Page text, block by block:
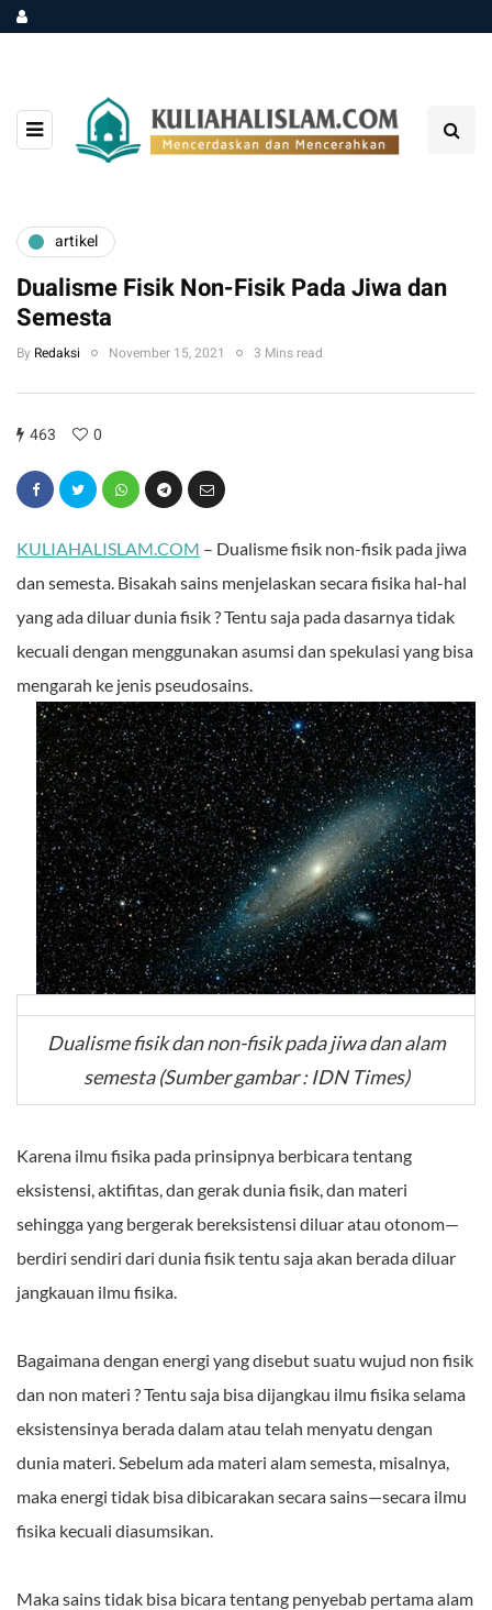
artikel
Dualisme Fisik Non-Fisik Pada Jiwa dan
Semesta
By Redaksi November 15, 2021 3 Mins read
463 0
KULIAHALISLAM.COM – Dualisme fisik non-fisik pada jiwa
dan semesta. Bisakah sains menjelaskan secara fisika hal-hal
yang ada diluar dunia fisik ? Tentu saja pada dasarnya tidak
kecuali dengan menggunakan asumsi dan spekulasi yang bisa
mengarah ke jenis pseudosains.
Dualisme fisik dan non-fisik pada jiwa dan alam
semesta (Sumber gambar : IDN Times)
Karena ilmu fisika pada prinsipnya berbicara tentang
eksistensi, aktifitas, dan gerak dunia fisik, dan materi
sehingga yang bergerak bereksistensi diluar atau otonom—
berdiri sendiri dari dunia fisik tentu saja akan berada diluar
jangkauan ilmu fisika.
Bagaimana dengan energi yang disebut suatu wujud non fisik
dan non materi ? Tentu saja bisa dijangkau ilmu fisika selama
eksistensinya berada dalam atau telah menyatu dengan
dunia materi. Sebelum ada materi alam semesta, misalnya,
maka energi tidak bisa dibicarakan secara sains—secara ilmu
fisika kecuali diasumsikan.
Maka sains tidak bisa bicara tentang penyebab pertama alam